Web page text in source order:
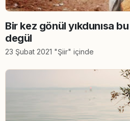
Bir kez gönül yıkdunısa
degül
23 Şubat 2021 "Şiir" içinde